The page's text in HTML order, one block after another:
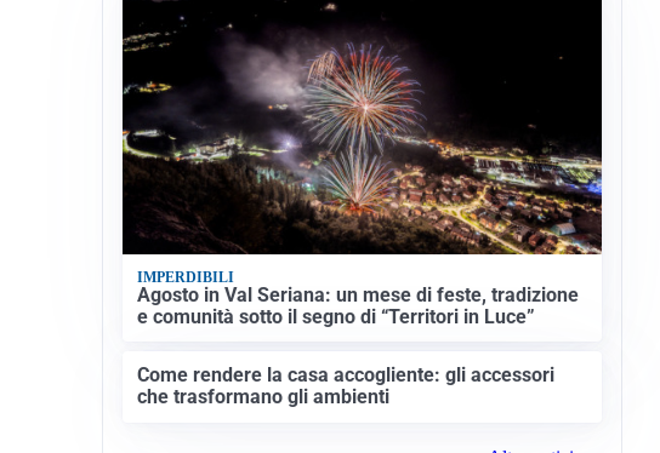
IMPERDIBILI
Agosto in Val Seriana: un mese di feste, tradizione
e comunità sotto il segno di “Territori in Luce”
Come rendere la casa accogliente: gli accessori
che trasformano gli ambienti